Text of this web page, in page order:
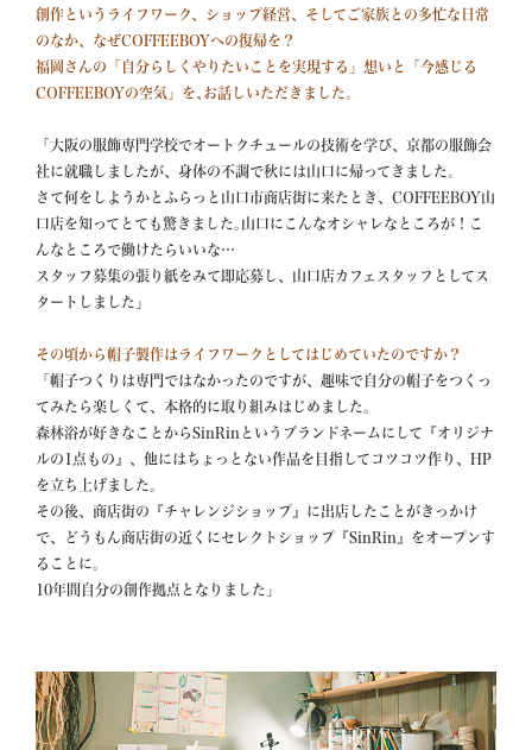
創作というライフワーク、ショップ経営、そしてご家族との多忙な日常
のなか、なぜCOFFEEBOYへの復帰を？
福岡さんの「自分らしくやりたいことを実現する」想いと「今感じる
COFFEEBOYの空気」を､お話しいただきました。
「大阪の服飾専門学校でオートクチュールの技術を学び、京都の服飾会
社に就職しましたが、身体の不調で秋には山口に帰ってきました｡
さて何をしようかとふらっと山口市商店街に来たとき、COFFEEBOY山
口店を知ってとても驚きました｡山口にこんなオシャレなところが！こ
んなところで働けたらいいな…
スタッフ募集の張り紙をみて即応募し、山口店カフェスタッフとしてス
タートしました」
その頃から帽子製作はライフワークとしてはじめていたのですか？
「帽子つくりは専門ではなかったのですが、趣味で自分の帽子をつくっ
てみたら楽しくて、本格的に取り組みはじめました。
森林浴が好きなことからSinRinというブランドネームにして『オリジナ
ルの1点もの』、他にはちょっとない作品を目指してコツコツ作り、HP
を立ち上げました。
その後、商店街の『チャレンジショップ』に出店したことがきっかけ
で、どうもん商店街の近くにセレクトショップ『SinRin』をオープンす
ることに。
10年間自分の創作拠点となりました」